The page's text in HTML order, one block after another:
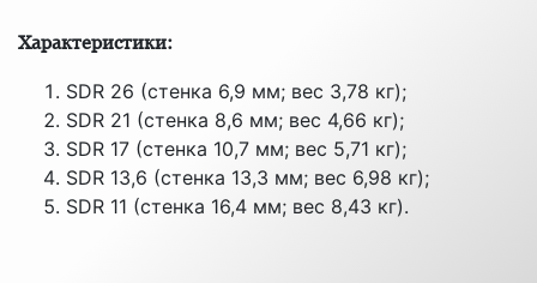
Характеристики:
SDR 26 (стенка 6,9 мм; вес 3,78 кг);
SDR 21 (стенка 8,6 мм; вес 4,66 кг);
SDR 17 (стенка 10,7 мм; вес 5,71 кг);
SDR 13,6 (стенка 13,3 мм; вес 6,98 кг);
SDR 11 (стенка 16,4 мм; вес 8,43 кг).